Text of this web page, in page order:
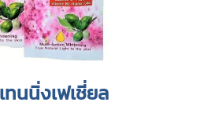
ทนนิ่งเฟเชี่ยล